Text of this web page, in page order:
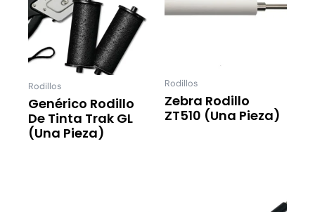
Rodillos
Genérico Rodillo
De Tinta Trak GL
(una Pieza)
Rodillos
Zebra Rodillo
ZT510 (una Pieza)